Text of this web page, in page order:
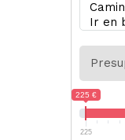
225 €
225